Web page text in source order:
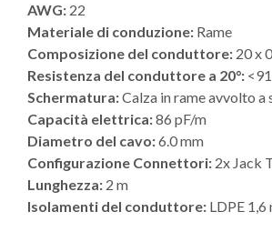
AWG: 22
Materiale di conduzione: Rame
Composizione del conduttore: 20 x
Resistenza del conduttore a 20°:
Schermatura:Calza in rame avvolto a
Capacità elettrica:86 pF/m
Diametro del cavo:6.0 mm
Configurazione Connettori: 2x Jack
Lunghezza: 2 m
Isolamenti del conduttore: LDPE 1,6